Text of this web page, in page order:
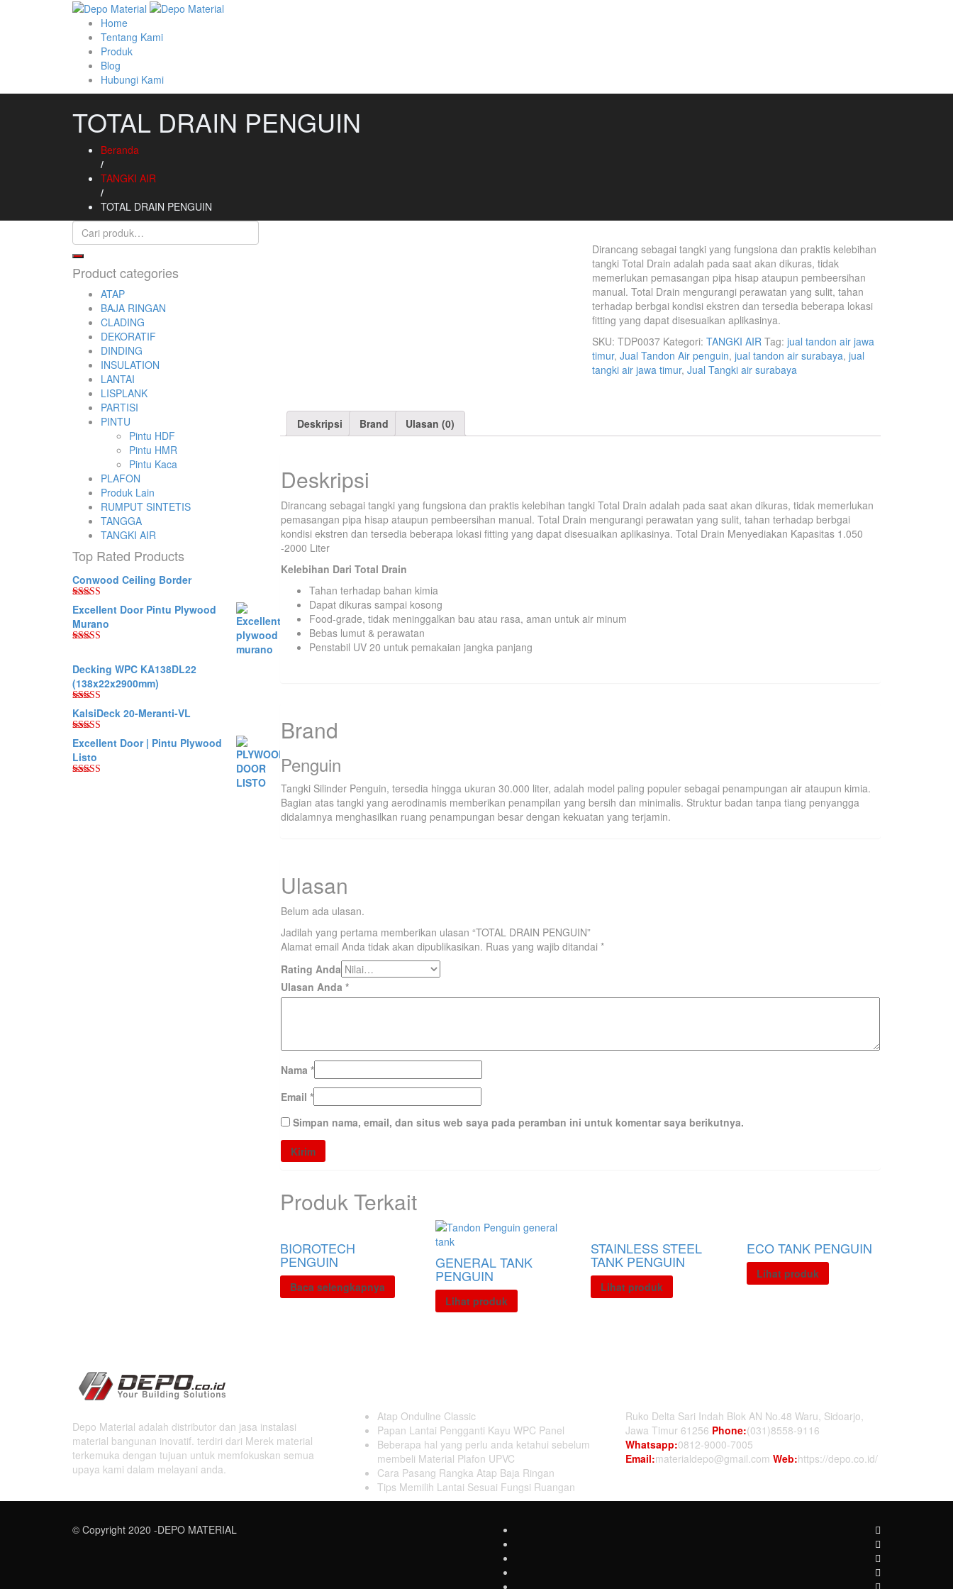
Home
Tentang Kami
Produk
Blog
Hubungi Kami
TOTAL DRAIN PENGUIN
Beranda
/
TANGKI AIR
/
TOTAL DRAIN PENGUIN
Product categories
ATAP
BAJA RINGAN
CLADING
DEKORATIF
DINDING
INSULATION
LANTAI
LISPLANK
PARTISI
PINTU
Pintu HDF
Pintu HMR
Pintu Kaca
PLAFON
Produk Lain
RUMPUT SINTETIS
TANGGA
TANGKI AIR
Top Rated Products
Conwood Ceiling Border
Dinilai5.00
dari 5
Excellent Door Pintu Plywood
Murano
Decking WPC KA138DL22
(138x22x2900mm)
Dinilai5.00
dari 5
KalsiDeck 20-Meranti-VL
Dinilai5.00
dari 5
Excellent Door | Pintu Plywood
Listo
Dirancang sebagai tangki yang fungsiona dan praktis kelebihan
tangki Total Drain adalah pada saat akan dikuras, tidak
memerlukan pemasangan pipa hisap ataupun pembeersihan
manual. Total Drain mengurangi perawatan yang sulit, tahan
terhadap berbgai kondisi ekstren dan tersedia beberapa lokasi
fitting yang dapat disesuaikan aplikasinya.
SKU:TDP0037 Kategori:TANGKI AIR Tag:jual tandon air jawa
timur,Jual Tandon Air penguin,jual tandon air surabaya,jual
tangki air jawa timur,Jual Tangki air surabaya
Deskripsi Brand Ulasan (0)
Deskripsi
Dirancang sebagai tangki yang fungsiona dan praktis kelebihan tangki Total Drain adalah pada saat akan dikuras, tidak memerlukan
pemasangan pipa hisap ataupun pembeersihan manual. Total Drain mengurangi perawatan yang sulit, tahan terhadap berbgai
kondisi ekstren dan tersedia beberapa lokasi fitting yang dapat disesuaikan aplikasinya. Total Drain Menyediakan Kapasitas 1.050
-2000 Liter
Kelebihan Dari Total Drain
Tahan terhadap bahan kimia
Dapat dikuras sampai kosong
Food-grade, tidak meninggalkan bau atau rasa, aman untuk air minum
Bebas lumut & perawatan
Penstabil UV 20 untuk pemakaian jangka panjang
Brand
Penguin
Tangki Silinder Penguin, tersedia hingga ukuran 30.000 liter, adalah model paling populer sebagai penampungan air ataupun kimia.
Bagian atas tangki yang aerodinamis memberikan penampilan yang bersih dan minimalis. Struktur badan tanpa tiang penyangga
didalamnya menghasilkan ruang penampungan besar dengan kekuatan yang terjamin.
Ulasan
Belum ada ulasan.
Jadilah yang pertama memberikan ulasan “TOTAL DRAIN PENGUIN”
Alamat email Anda tidak akan dipublikasikan. Ruas yang wajib ditandai *
Rating Anda
Ulasan Anda *
Nama *
Email *
Simpan nama, email, dan situs web saya pada peramban ini untuk komentar saya berikutnya.
Produk Terkait
BIOROTECH
PENGUIN
Baca selengkapnya
GENERAL TANK
PENGUIN
Lihat produk
STAINLESS STEEL
TANK PENGUIN
Lihat produk
ECO TANK PENGUIN
Lihat produk
Depo Material adalah distributor dan jasa instalasi
material bangunan inovatif. terdiri dari Merek material
terkemuka dengan tujuan untuk memfokuskan semua
upaya kami dalam melayani anda.
Atap Onduline Classic
Papan Lantai Pengganti Kayu WPC Panel
Beberapa hal yang perlu anda ketahui sebelum
membeli Material Plafon UPVC
Cara Pasang Rangka Atap Baja Ringan
Tips Memilih Lantai Sesuai Fungsi Ruangan
Ruko Delta Sari Indah Blok AN No.48 Waru, Sidoarjo,
Jawa Timur 61256 Phone:(031)8558-9116
Whatsapp:0812-9000-7005
Email:materialdepo@gmail.com Web:https://depo.co.id/
© Copyright 2020 -DEPO MATERIAL